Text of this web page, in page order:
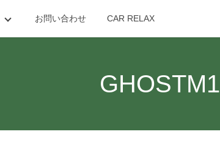
お問い合わせ CAR RELAX
GHOSTM1